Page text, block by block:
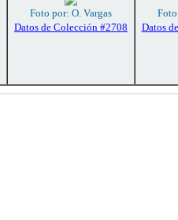
Foto por: O. Vargas
Datos de Colección #2708
Datos